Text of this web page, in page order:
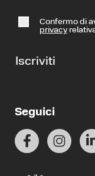
Confermo di
privacy
Iscriviti
Seguici